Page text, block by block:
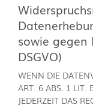
sowie gegen
DSGVO)
WENN DIE
ART. 6 ABS. 1 LIT.
JEDERZEIT DAS